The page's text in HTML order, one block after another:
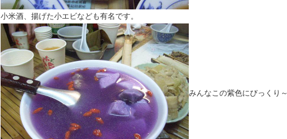
小米酒、揚げた小エビなども有名です。
みんなこの紫色にびっくり～